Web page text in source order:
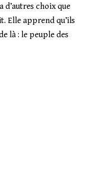
d’autres choix que
Elle apprend qu’ils
là : le peuple des